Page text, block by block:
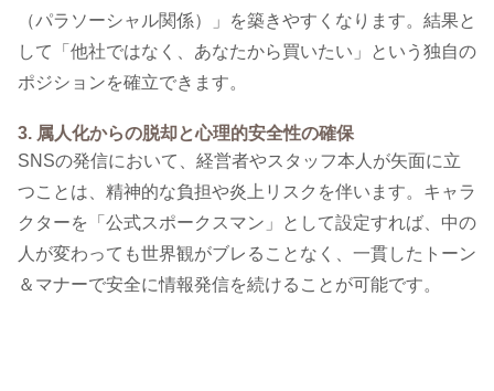
（パラソーシャル関係）」を築きやすくなります。結果と
して「他社ではなく、あなたから買いたい」という独自の
ポジションを確立できます。
3. 属人化からの脱却と心理的安全性の確保
SNSの発信において、経営者やスタッフ本人が矢面に立
つことは、精神的な負担や炎上リスクを伴います。キャラ
クターを「公式スポークスマン」として設定すれば、中の
人が変わっても世界観がブレることなく、一貫したトーン
＆マナーで安全に情報発信を続けることが可能です。